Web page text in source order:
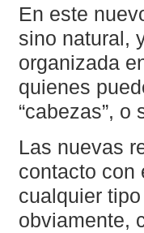
En este
sino natural,
organizada
quienes
“cabezas”,
Las nuevas
contacto con
cualquier
obviamente,